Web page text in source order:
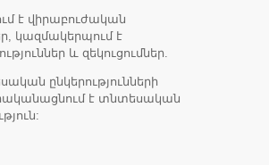
է վիրաբուժական
կազմակերպում է
և զեկուցումներ.
ընկերությունների
է տնտեսական